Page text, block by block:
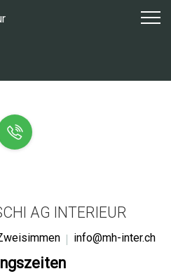
AG INTERIEUR
info@mh-inter.ch